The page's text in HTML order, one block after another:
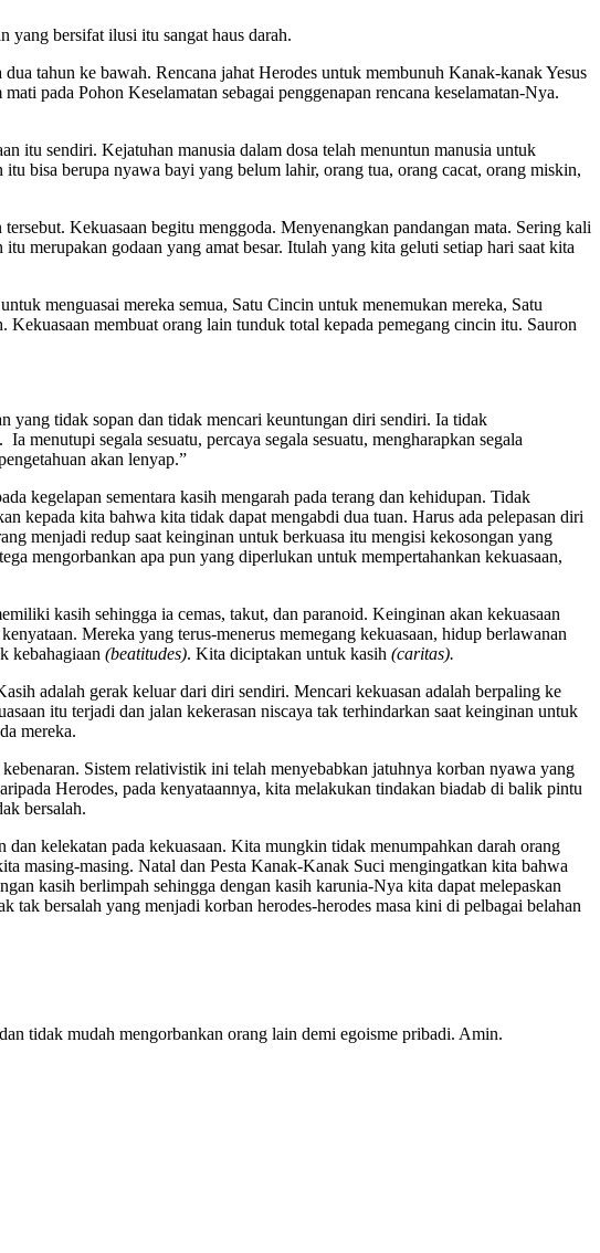
yang bersifat ilusi itu sangat haus darah.
tahun ke bawah. Rencana jahat Herodes untuk membunuh Kanak-kanak Yesus
pada Pohon Keselamatan sebagai penggenapan rencana keselamatan-Nya.
itu sendiri. Kejatuhan manusia dalam dosa telah menuntun manusia untuk
bisa berupa nyawa bayi yang belum lahir, orang tua, orang cacat, orang miskin,
Kekuasaan begitu menggoda. Menyenangkan pandangan mata. Sering kali
merupakan godaan yang amat besar. Itulah yang kita geluti setiap hari saat kita
menguasai mereka semua, Satu Cincin untuk menemukan mereka, Satu
membuat orang lain tunduk total kepada pemegang cincin itu. Sauron
tidak sopan dan tidak mencari keuntungan diri sendiri. Ia tidak
menutupi segala sesuatu, percaya segala sesuatu, mengharapkan segala
akan lenyap.”
kegelapan sementara kasih mengarah pada terang dan kehidupan. Tidak
kepada kita bahwa kita tidak dapat mengabdi dua tuan. Harus ada pelepasan diri
menjadi redup saat keinginan untuk berkuasa itu mengisi kekosongan yang
mengorbankan apa pun yang diperlukan untuk mempertahankan kekuasaan,
kasih sehingga ia cemas, takut, dan paranoid. Keinginan akan kekuasaan
Mereka yang terus-menerus memegang kekuasaan, hidup berlawanan
kebahagiaan (beatitudes). Kita diciptakan untuk kasih (caritas).
adalah gerak keluar dari diri sendiri. Mencari kekuasan adalah berpaling ke
itu terjadi dan jalan kekerasan niscaya tak terhindarkan saat keinginan untuk
mereka.
Sistem relativistik ini telah menyebabkan jatuhnya korban nyawa yang
Herodes, pada kenyataannya, kita melakukan tindakan biadab di balik pintu
bersalah.
kelekatan pada kekuasaan. Kita mungkin tidak menumpahkan darah orang
masing-masing. Natal dan Pesta Kanak-Kanak Suci mengingatkan kita bahwa
kasih berlimpah sehingga dengan kasih karunia-Nya kita dapat melepaskan
bersalah yang menjadi korban herodes-herodes masa kini di pelbagai belahan
tidak mudah mengorbankan orang lain demi egoisme pribadi. Amin.